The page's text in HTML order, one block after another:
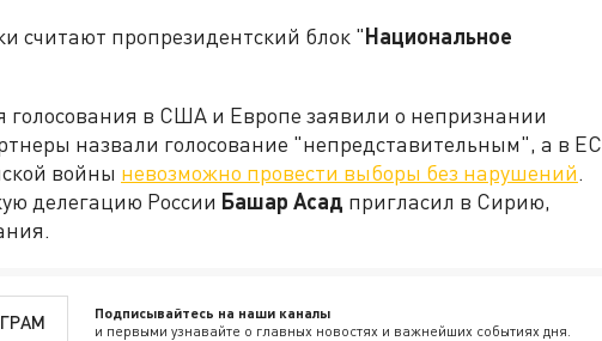
считают пропрезидентский блок "Национальное
в США и Европе заявили о непризнании
назвали голосование "непредставительным", а в ЕС
войны невозможно провести выборы без нарушений.
делегацию России Башар Асад пригласил в Сирию,
Подписывайтесь на наши каналы
и первыми узнавайте о главных новостях и важнейших событиях дня.